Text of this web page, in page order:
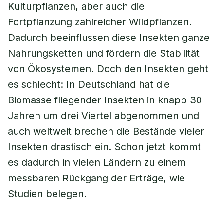
Kulturpflanzen, aber auch die
Fortpflanzung zahlreicher Wildpflanzen.
Dadurch beeinflussen diese Insekten ganze
Nahrungsketten und fördern die Stabilität
von Ökosystemen. Doch den Insekten geht
es schlecht: In Deutschland hat die
Biomasse fliegender Insekten in knapp 30
Jahren um drei Viertel abgenommen und
auch weltweit brechen die Bestände vieler
Insekten drastisch ein. Schon jetzt kommt
es dadurch in vielen Ländern zu einem
messbaren Rückgang der Erträge, wie
Studien belegen.